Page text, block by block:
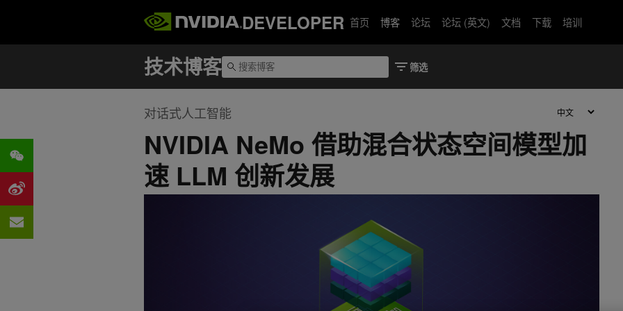
DEVELOPER 首页 博客 论坛 论坛 (英文) 文档 下载 培训
对话式人工智能
NVIDIA NeMo 借助混合状态空间模型加
速 LLM 创新发展